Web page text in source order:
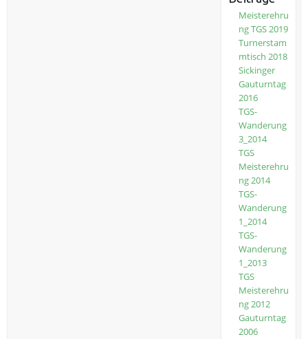
Meisterehru
ng TGS 2019
Turnerstam
mtisch 2018
Sickinger
Gauturntag
2016
TGS-
Wanderung
3_2014
TGS
Meisterehru
ng 2014
TGS-
Wanderung
1_2014
TGS-
Wanderung
1_2013
TGS
Meisterehru
ng 2012
Gauturntag
2006